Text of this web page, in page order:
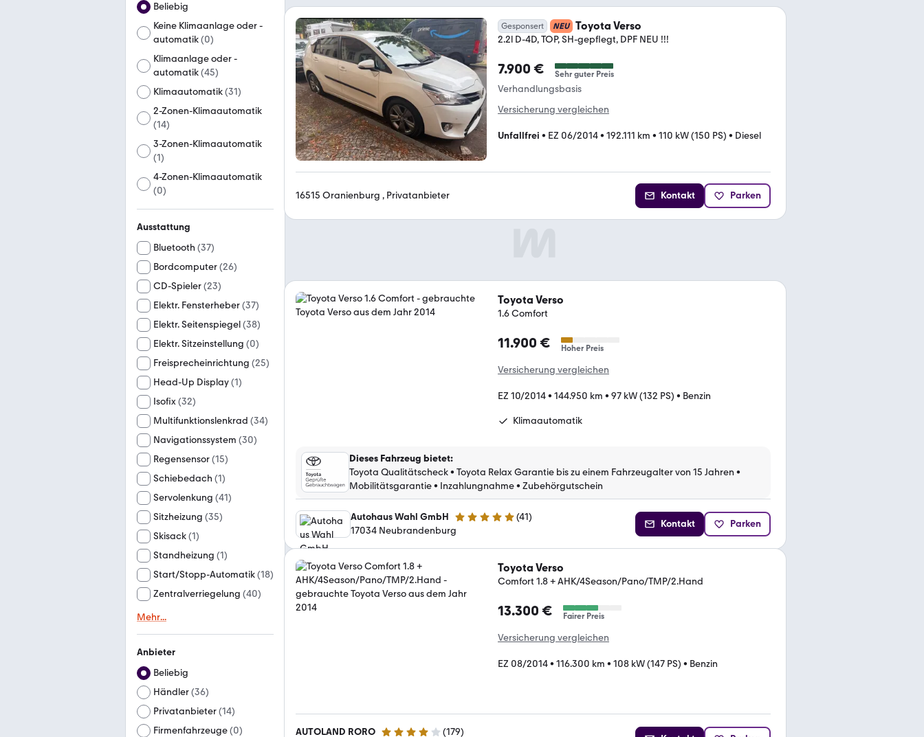
Beliebig
Keine Klimaanlage oder -
automatik(0)
Klimaanlage oder -
automatik(45)
Klimaautomatik(31)
2-Zonen-Klimaautomatik
(14)
3-Zonen-Klimaautomatik
(1)
4-Zonen-Klimaautomatik
(0)
Ausstattung
Bluetooth (37)
Bordcomputer(26)
CD-Spieler(23)
Elektr. Fensterheber(37)
Elektr. Seitenspiegel(38)
Elektr. Sitzeinstellung (0)
Freisprecheinrichtung (25)
Head-Up Display(1)
Isofix(32)
Multifunktionslenkrad (34)
Navigationssystem (30)
Regensensor(15)
Schiebedach (1)
Servolenkung (41)
Sitzheizung (35)
Skisack(1)
Standheizung (1)
Start/Stopp-Automatik(18)
Zentralverriegelung (40)
Mehr...
Anbieter
Beliebig
Händler(36)
Privatanbieter(14)
Firmenfahrzeuge(0)
Gesponsert NEU Toyota Verso
2.2l D-4D, TOP, SH-gepflegt, DPF NEU !!!
7.900 € Sehr guter Preis
Verhandlungsbasis
Versicherung vergleichen
Unfallfrei • EZ 06/2014• 192.111 km • 110 kW (150 PS) • Diesel
16515 Oranienburg , Privatanbieter Kontakt Parken
Toyota Verso
1.6 Comfort
11.900 € Hoher Preis
Versicherung vergleichen
EZ 10/2014• 144.950 km • 97 kW (132 PS) • Benzin
Klimaautomatik
Dieses Fahrzeug bietet:
Toyota Qualitätscheck• Toyota Relax Garantie bis zu einem Fahrzeugalter von 15 Jahren •
Mobilitätsgarantie• Inzahlungnahme• Zubehörgutschein
Autohaus Wahl GmbH 5 Sterne (41)
17034 Neubrandenburg
Kontakt Parken
Toyota Verso
Comfort 1.8 + AHK/4Season/Pano/TMP/2.Hand
13.300 € Fairer Preis
Versicherung vergleichen
EZ 08/2014• 116.300 km • 108 kW (147 PS) • Benzin
AUTOLAND RORO (179)